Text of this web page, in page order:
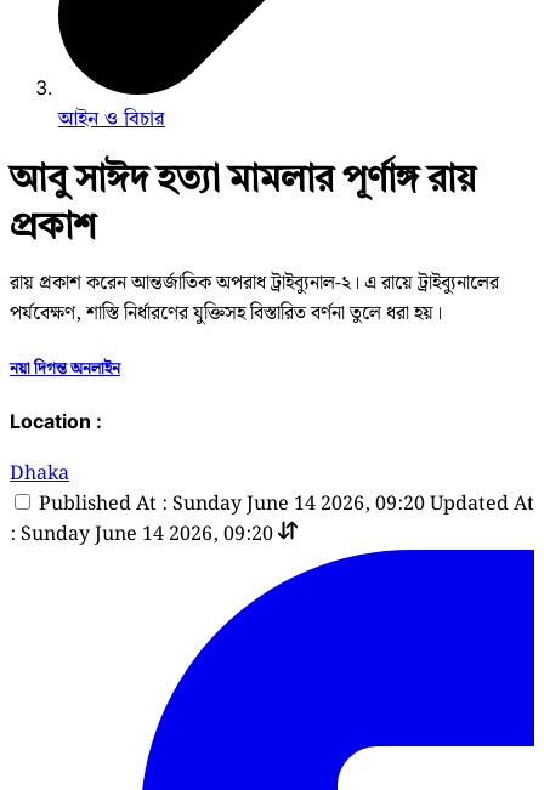
আইন ও বিচার
আবু সাঈদ হত্যা মামলার পূর্ণাঙ্গ রায়
প্রকাশ
রায় প্রকাশ করেন আন্তর্জাতিক অপরাধ ট্রাইব্যুনাল-২। এ রায়ে ট্রাইব্যুনালের
পর্যবেক্ষণ, শাস্তি নির্ধারণের যুক্তিসহ বিস্তারিত বর্ণনা তুলে ধরা হয়।
নয়া দিগন্ত অনলাইন
Location :
Dhaka
Published At : Sunday June 14 2026, 09:20Updated At
: Sunday June 14 2026, 09:20